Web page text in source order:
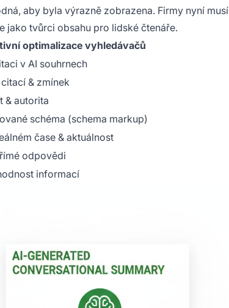
aby byla výrazně zobrazena. Firmy nyní musí
jako tvůrci obsahu pro lidské čtenáře.
optimalizace vyhledávačů
v AI souhrnech
& zmínek
& autorita
schéma (schema markup)
čase & aktuálnost
odpovědi
informací